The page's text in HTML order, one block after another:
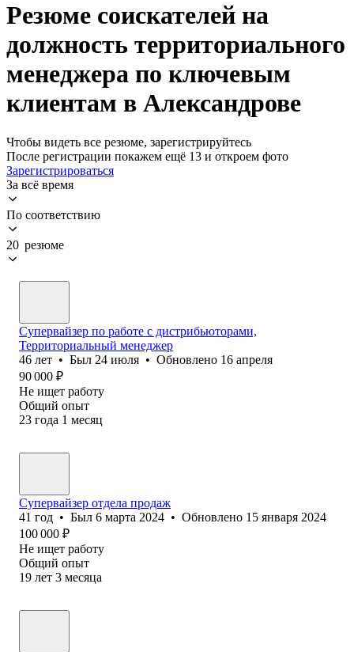
Резюме соискателей на
должность территориального
менеджера по ключевым
клиентам в Александрове
Чтобы видеть все резюме, зарегистрируйтесь
После регистрации покажем ещё 13 и откроем фото
Зарегистрироваться
За всё время
По соответствию
20 резюме
Супервайзер по работе с дистрибьюторами,
Территориальный менеджер
46 лет • Был 24 июля • Обновлено 16 апреля
90 000 ₽
Не ищет работу
Общий опыт
23 года 1 месяц
Супервайзер отдела продаж
41 год • Был 6 марта 2024 • Обновлено 15 января 2024
100 000 ₽
Не ищет работу
Общий опыт
19 лет 3 месяца